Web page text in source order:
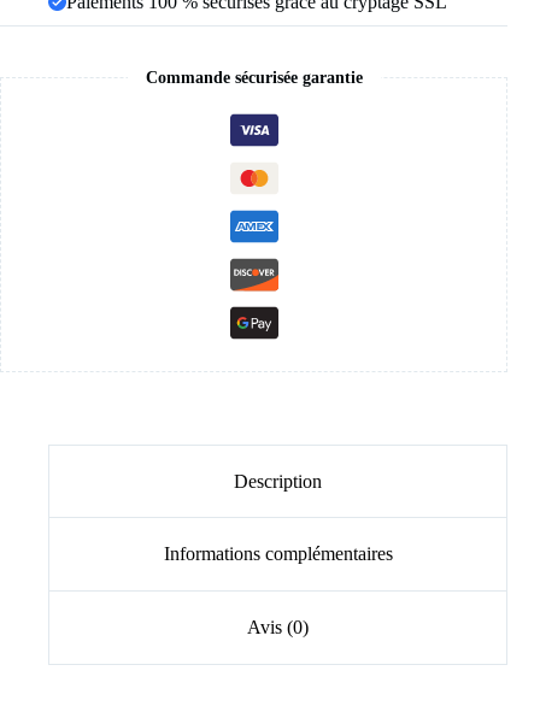
pièces/ensemble
Commande sécurisée garantie
Description
Informations complémentaires
Avis (0)